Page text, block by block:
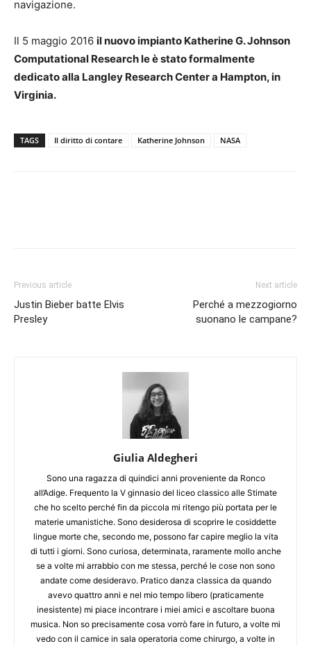
navigazione.
Il 5 maggio 2016 il nuovo impianto Katherine G. Johnson
Computational Research le è stato formalmente
dedicato alla Langley Research Center a Hampton, in
Virginia.
TAGS Il diritto di contare Katherine Johnson NASA
Previous article
Justin Bieber batte Elvis
Presley
Next article
Perché a mezzogiorno
suonano le campane?
Giulia Aldegheri
Sono una ragazza di quindici anni proveniente da Ronco
all’Adige. Frequento la V ginnasio del liceo classico alle Stimate
che ho scelto perché fin da piccola mi ritengo più portata per le
materie umanistiche. Sono desiderosa di scoprire le cosiddette
lingue morte che, secondo me, possono far capire meglio la vita
di tutti i giorni. Sono curiosa, determinata, raramente mollo anche
se a volte mi arrabbio con me stessa, perché le cose non sono
andate come desideravo. Pratico danza classica da quando
avevo quattro anni e nel mio tempo libero (praticamente
inesistente) mi piace incontrare i miei amici e ascoltare buona
musica. Non so precisamente cosa vorrò fare in futuro, a volte mi
vedo con il camice in sala operatoria come chirurgo, a volte in